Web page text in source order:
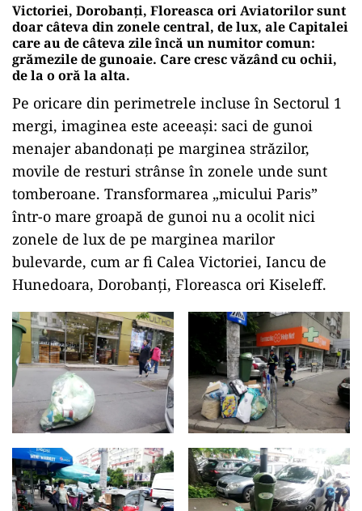
Victoriei, Dorobanți, Floreasca ori Aviatorilor sunt
doar câteva din zonele central, de lux, ale Capitalei
care au de câteva zile încă un numitor comun:
grămezile de gunoaie. Care cresc văzând cu ochii,
de la o oră la alta.
Pe oricare din perimetrele incluse în Sectorul 1
mergi, imaginea este aceeași: saci de gunoi
menajer abandonați pe marginea străzilor,
movile de resturi strânse în zonele unde sunt
tomberoane. Transformarea „micului Paris”
într-o mare groapă de gunoi nu a ocolit nici
zonele de lux de pe marginea marilor
bulevarde, cum ar fi Calea Victoriei, Iancu de
Hunedoara, Dorobanți, Floreasca ori Kiseleff.